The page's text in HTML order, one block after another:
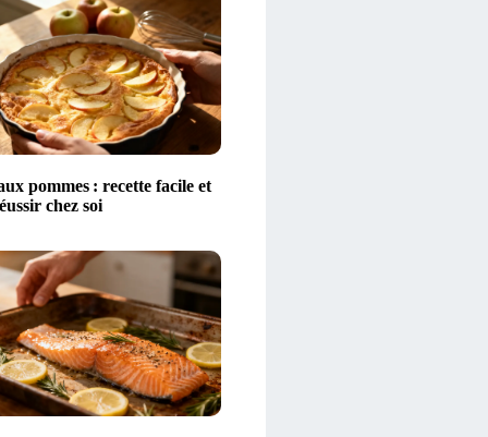
pommes : recette facile et
chez soi